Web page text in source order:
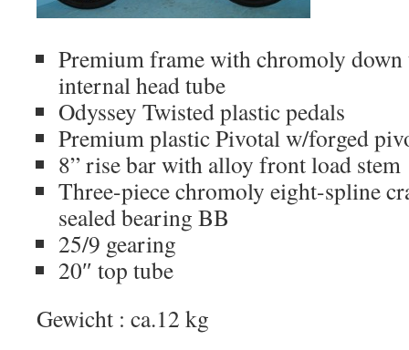
Premium frame with chromoly
internal head tube
Odyssey Twisted plastic pedals
Premium plastic Pivotal w/forged
8” rise bar with alloy front load stem
Three-piece chromoly eight-spline
sealed bearing BB
25/9 gearing
20″ top tube
Gewicht : ca.12 kg